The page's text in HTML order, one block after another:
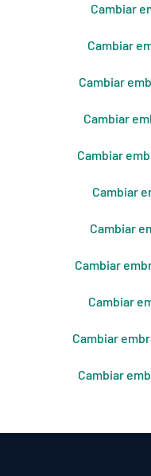
Cambiar
Cambiar
Cambiar
Cambiar
Cambiar
Cambiar
Cambiar
Cambiar
Cambiar
Cambiar
Cambiar